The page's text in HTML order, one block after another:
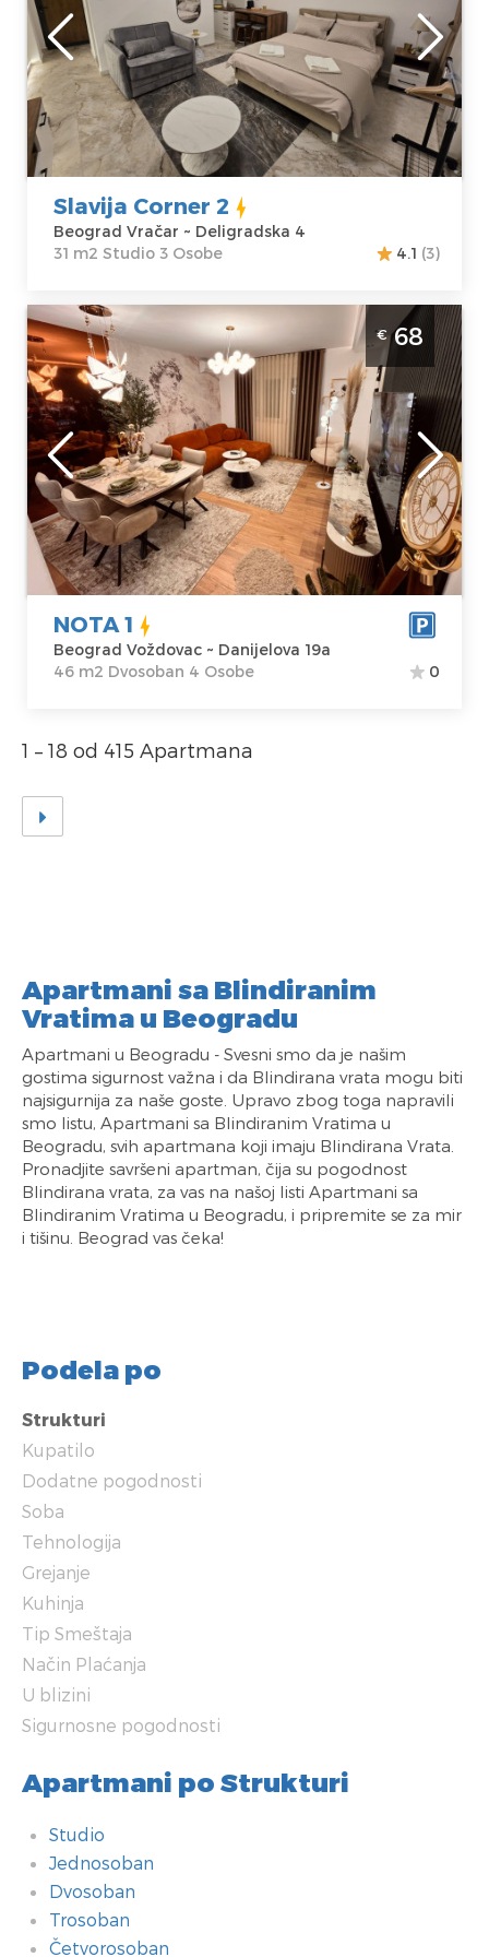
Beograd
Lokacija:
Beograd Vračar
Adresa:
Deligradska 4
Cena50 €
Gosti:3
Kvadratura :
m2
Struktura :
Studio
Slavija Corner 2
Beograd Vračar ~ Deligradska 4
31 m2 Studio 3 Osobe
4.1 (3)
Dvosoban Apartman NOTA 1 Beograd
Voždovac. Dvosoban apartman, hotelskog
tipa, velicine 46m2, luksuzno opremljen i
idealan za boravak do 4 osobe.
Beograd
Lokacija:
Beograd
Voždovac
Adresa:
Danijelova 19a
Cena68 €
Gosti:4
Kvadratura :46
m2
Struktura :
Dvosoban
€68
NOTA 1
Beograd Voždovac ~ Danijelova 19a
46 m2 Dvosoban 4 Osobe
0
1 – 18 od 415 Apartmana
Apartmani sa Blindiranim
Vratima u Beogradu
Apartmani u Beogradu - Svesni smo da je našim
gostima sigurnost važna i da Blindirana vrata mogu biti
najsigurnija za naše goste. Upravo zbog toga napravili
smo listu, Apartmani sa Blindiranim Vratima u
Beogradu, svih apartmana koji imaju Blindirana Vrata.
Pronadjite savršeni apartman, čija su pogodnost
Blindirana vrata, za vas na našoj listi Apartmani sa
Blindiranim Vratima u Beogradu, i pripremite se za mir
i tišinu. Beograd vas čeka!
Podela po
Strukturi
Kupatilo
Dodatne pogodnosti
Soba
Tehnologija
Grejanje
Kuhinja
Tip Smeštaja
Način Plaćanja
U blizini
Sigurnosne pogodnosti
Apartmani po Strukturi
Studio
Jednosoban
Dvosoban
Trosoban
Četvorosoban